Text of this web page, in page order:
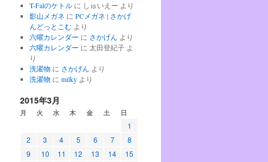
T-Falのケトルに しゅいえー より
影山メガネ に PCメガネ | さかげ
んどっとこむより
六曜カレンダー に さかげん より
六曜カレンダー に 太田登紀子よ
り
洗濯物 に さかげん より
洗濯物 に milkyより
2015年3月
月 火 水 木 金 土 日
1
2
3 4 5 6 7
8
9
10 11 12 13 14
15